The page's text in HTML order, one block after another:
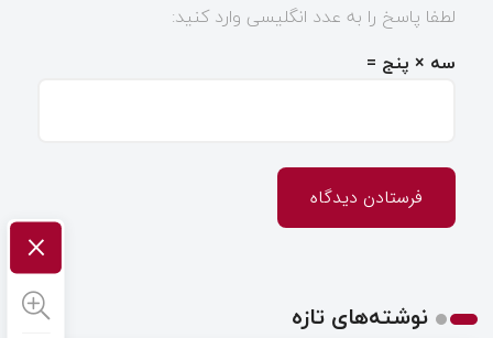
لطفا پاسخ را به عدد انگلیسی وارد کنید:
سه × پنج =
نوشته‌های تازه
×